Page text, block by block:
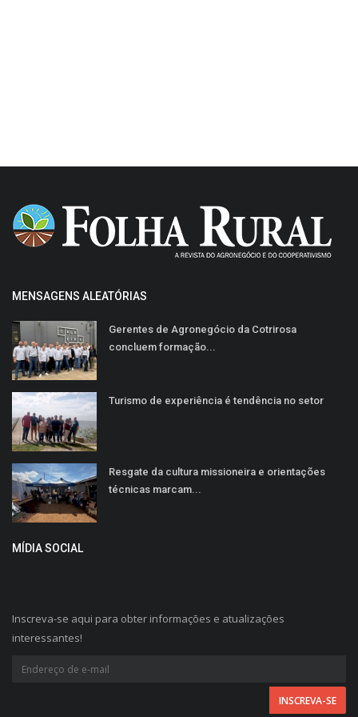
MENSAGENS ALEATÓRIAS
Gerentes de Agronegócio da Cotrirosa
concluem formação...
Turismo de experiência é tendência no setor
Resgate da cultura missioneira e orientações
técnicas marcam...
MÍDIA SOCIAL
Inscreva-se aqui para obter informações e atualizações
interessantes!